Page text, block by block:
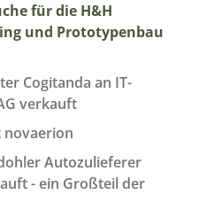
für die H&H
und Prototypenbau
Cogitanda an IT-
verkauft
novaerion
Autozulieferer
- ein Großteil der